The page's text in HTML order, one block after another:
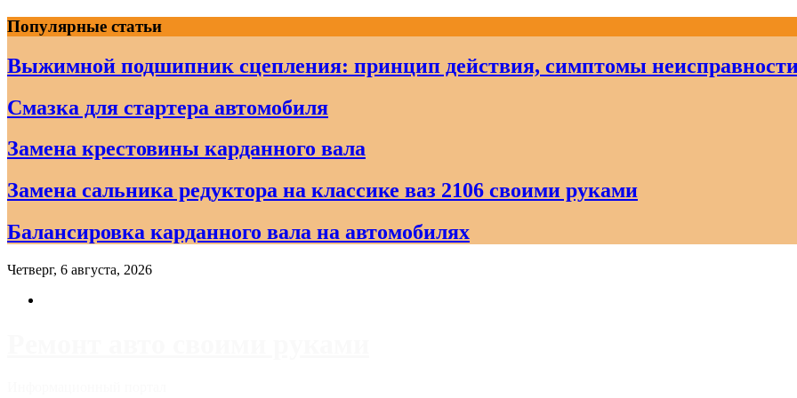
Skip
to
content
Популярные статьи
Выжимной подшипник сцепления: принцип действия, симптомы
Смазка для стартера автомобиля
Замена крестовины карданного вала
Замена сальника редуктора на классике ваз 2106 своими руками
Балансировка карданного вала на автомобилях
Четверг, 6 августа, 2026